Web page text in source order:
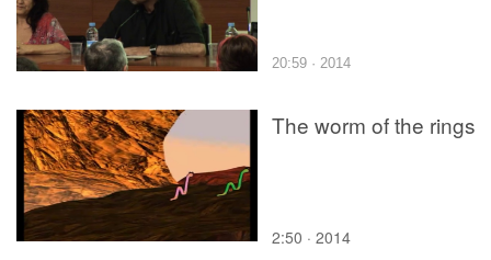
20:59 · 2014
The worm of the rings
2:50 · 2014